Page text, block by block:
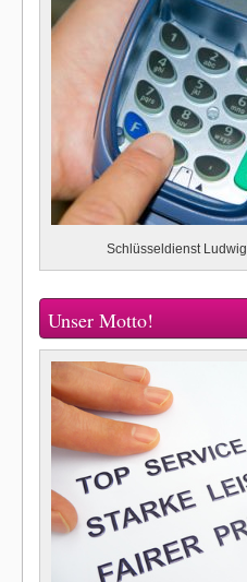
Schlüsseldienst Ludwig
Unser Motto!